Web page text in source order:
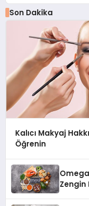
Son Dakika
Kalıcı Makyaj
Öğrenin
Zengin